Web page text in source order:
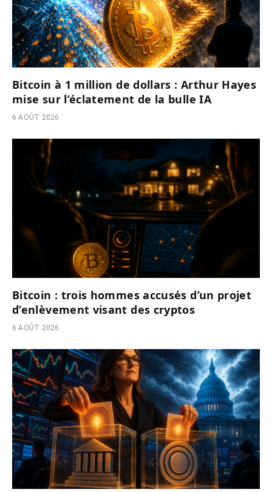
Bitcoin à 1 million de dollars : Arthur Hayes
mise sur l’éclatement de la bulle IA
6 AOÛT 2026
Bitcoin : trois hommes accusés d’un projet
d’enlèvement visant des cryptos
6 AOÛT 2026